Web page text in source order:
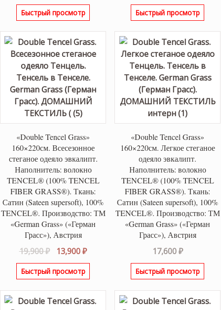
цена
составляла
цена:
Быстрый просмотр Быстрый просмотр
«Double Tencel Grass»
160×220см. Всесезонное
стеганое одеяло эвкалипт.
Наполнитель: волокно
TENCEL® (100% TENCEL
FIBER GRASS®). Ткань:
Сатин (Sateen supersoft), 100%
TENCEL®. Производство: ТМ
«German Grass» («Герман
Грасс»), Австрия
19,900₽
Первоначальная
цена
составляла
13,900₽Текущая
цена:
Быстрый просмотр
«Double Tencel Grass»
160×220см. Легкое стеганое
одеяло эвкалипт.
Наполнитель: волокно
TENCEL® (100% TENCEL
FIBER GRASS®). Ткань:
Сатин (Sateen supersoft), 100%
TENCEL®. Производство: ТМ
«German Grass» («Герман
Грасс»), Австрия
17,600₽
Быстрый просмотр